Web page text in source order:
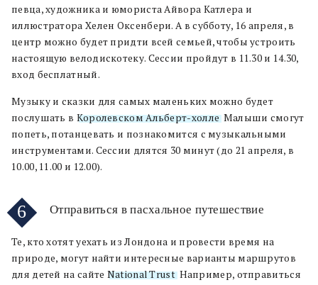
певца, художника и юмориста Айвора Катлера и
иллюстратора Хелен Оксенбери. А в субботу, 16 апреля, в
центр можно будет придти всей семьей, чтобы устроить
настоящую велодискотеку. Сессии пройдут в 11.30 и 14.30,
вход бесплатный.
Музыку и сказки для самых маленьких можно будет
послушать в Королевском Альберт-холле. Малыши смогут
попеть, потанцевать и познакомится с музыкальными
инструментами. Сессии длятся 30 минут (до 21 апреля, в
10.00, 11.00 и 12.00).
6 Отправиться в пасхальное путешествие
Те, кто хотят уехать из Лондона и провести время на
природе, могут найти интересные варианты маршрутов
для детей на сайте National Trust. Например, отправиться